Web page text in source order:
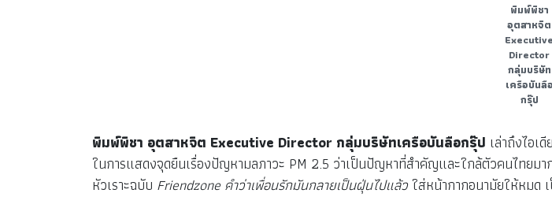
พิมพ์พิชา
อุตสาหจิต
Executive
Director
กลุ่มบริษัท
เครือบันลือ
กรุ๊ป
พิมพ์พิชา อุตสาหจิต Executive Director กลุ่มบริษัทเครือบันลือกรุ๊ป เล่าถึงไอเ
ในการแสดงจุดยืนเรื่องปัญหามลภาวะ PM 2.5 ว่าเป็นปัญหาที่สำคัญและใกล้ตัวคนไทยม
หัวเราะฉบับ Friendzone คำว่าเพื่อนรักมันกลายเป็นฝุ่นไปแล้วใส่หน้ากากอนามัยให้หมด